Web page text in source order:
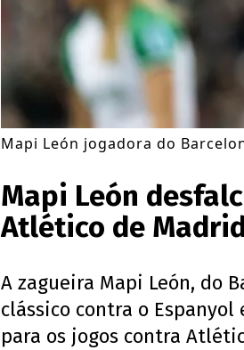
Mapi León jogadora do
Mapi León
Atlético de
A zagueira Mapi León, do
clássico contra o
para os jogos contra